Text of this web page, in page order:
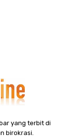
yang terbit di
birokrasi.